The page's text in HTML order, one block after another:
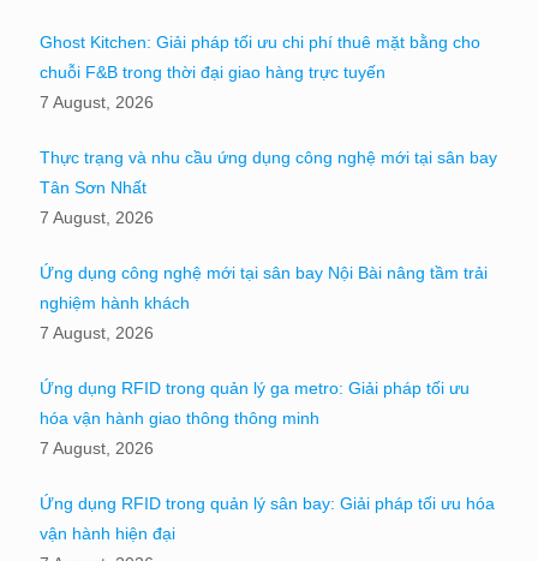
Ghost Kitchen: Giải pháp tối ưu chi phí thuê mặt bằng cho
chuỗi F&B trong thời đại giao hàng trực tuyến
7 August, 2026
Thực trạng và nhu cầu ứng dụng công nghệ mới tại sân bay
Tân Sơn Nhất
7 August, 2026
Ứng dụng công nghệ mới tại sân bay Nội Bài nâng tầm trải
nghiệm hành khách
7 August, 2026
Ứng dụng RFID trong quản lý ga metro: Giải pháp tối ưu
hóa vận hành giao thông thông minh
7 August, 2026
Ứng dụng RFID trong quản lý sân bay: Giải pháp tối ưu hóa
vận hành hiện đại